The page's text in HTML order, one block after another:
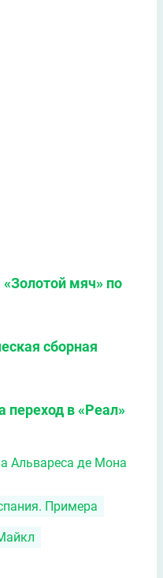
«Золотой мяч» по
сборная
переход в «Реал»
Альвареса де Мона
Примера